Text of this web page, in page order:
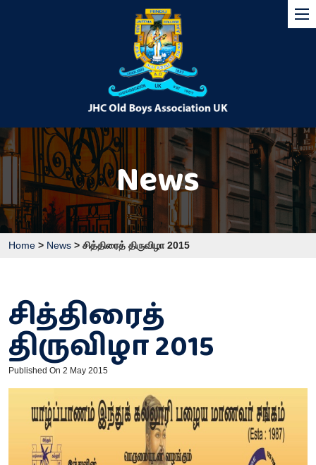
News
Home > News > சித்திரைத் திருவிழா 2015
சித்திரைத்
திருவிழா 2015
Published On 2 May 2015